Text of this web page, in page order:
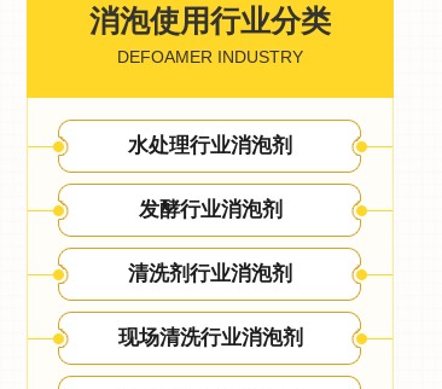
消泡使用行业分类
DEFOAMER INDUSTRY
水处理行业消泡剂
发酵行业消泡剂
清洗剂行业消泡剂
现场清洗行业消泡剂